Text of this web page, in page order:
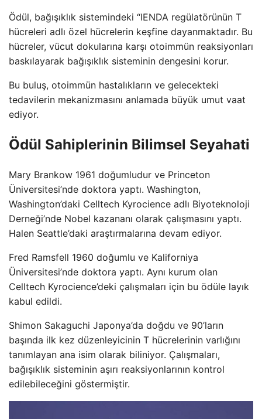
Ödül, bağışıklık sistemindeki “IENDA regülatörünün T
hücreleri adlı özel hücrelerin keşfine dayanmaktadır. Bu
hücreler, vücut dokularına karşı otoimmün reaksiyonları
baskılayarak bağışıklık sisteminin dengesini korur.
Bu buluş, otoimmün hastalıkların ve gelecekteki
tedavilerin mekanizmasını anlamada büyük umut vaat
ediyor.
Ödül Sahiplerinin Bilimsel Seyahati
Mary Brankow 1961 doğumludur ve Princeton
Üniversitesi’nde doktora yaptı. Washington,
Washington’daki Celltech Kyrocience adlı Biyoteknoloji
Derneği’nde Nobel kazananı olarak çalışmasını yaptı.
Halen Seattle’daki araştırmalarına devam ediyor.
Fred Ramsfell 1960 doğumlu ve Kaliforniya
Üniversitesi’nde doktora yaptı. Aynı kurum olan
Celltech Kyrocience’deki çalışmaları için bu ödüle layık
kabul edildi.
Shimon Sakaguchi Japonya’da doğdu ve 90’ların
başında ilk kez düzenleyicinin T hücrelerinin varlığını
tanımlayan ana isim olarak biliniyor. Çalışmaları,
bağışıklık sisteminin aşırı reaksiyonlarının kontrol
edilebileceğini göstermiştir.